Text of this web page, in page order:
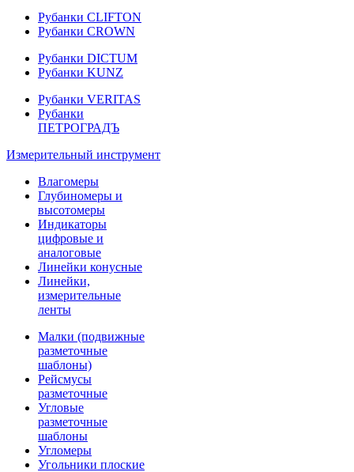
Рубанки CLIFTON
Рубанки CROWN
Рубанки DICTUM
Рубанки KUNZ
Рубанки VERITAS
Рубанки
ПЕТРОГРАДЪ
Измерительный инструмент
Влагомеры
Глубиномеры и
высотомеры
Индикаторы
цифровые и
аналоговые
Линейки конусные
Линейки,
измерительные
ленты
Малки (подвижные
разметочные
шаблоны)
Рейсмусы
разметочные
Угловые
разметочные
шаблоны
Угломеры
Угольники плоские